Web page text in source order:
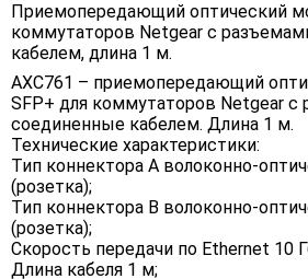
Приемопередающий оптический
коммутаторов Netgear с
кабелем, длина 1 м.
AXC761 – приемопередающий
SFP+ для коммутаторов Netgear с
соединенные кабелем. Длина 1 м.
Технические характеристики:
Тип коннектора A волоконно-
(розетка);
Тип коннектора B волоконно-
(розетка);
Скорость передачи по Ethernet 10
Длина кабеля 1 м;